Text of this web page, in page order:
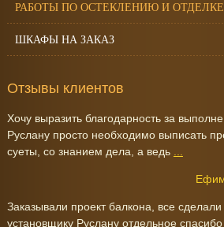
РАБОТЫ ПО ОСТЕКЛЕНИЮ И
ШКАФЫ НА ЗАКАЗ
Отзывы клиентов
Хочу выразить благодарность за
Руслану просто необходимо выписать
суеты, со знанием дела, а ведь
Заказывали проект балкона, все сделали
установщику Руслану отдельное